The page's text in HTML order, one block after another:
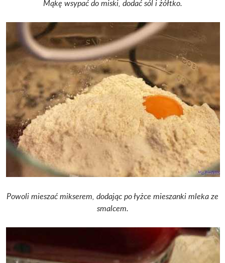
Mąkę wsypać do miski, dodać sól i żółtko.
Powoli mieszać mikserem, dodając po łyżce mieszanki mleka ze
smalcem.